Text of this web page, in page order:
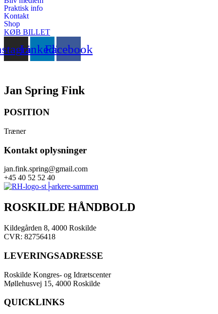
Praktisk info
Kontakt
Shop
KØB BILLET
LinkedinFacebook
Jan Spring Fink
POSITION
Træner
Kontakt oplysninger
jan.fink.spring@gmail.com
+45 40 52 52 40
ROSKILDE HÅNDBOLD
Kildegården 8, 4000 Roskilde
CVR: 82756418
LEVERINGSADRESSE
Roskilde Kongres- og Idrætscenter
Møllehusvej 15, 4000 Roskilde
QUICKLINKS